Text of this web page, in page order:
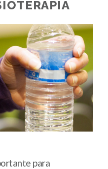
para